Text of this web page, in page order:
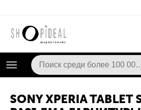
SONY XPERIA